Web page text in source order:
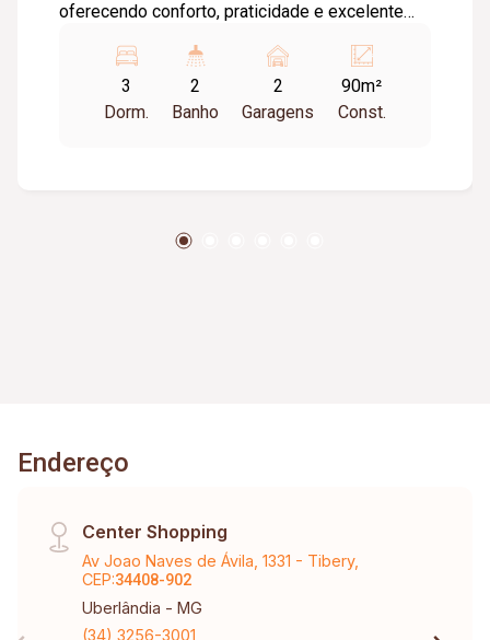
oferecendo conforto, praticidade e excelente
ampla sala para 02 ambientes, integrada à
sacada e equipada com painel para TV. A
cozinha é totalmente planejada, com armários,
de serviço com sacada e 02 vagas de garagem
3
Dorm.
2
Banho
2
Garagens
90m²
Const.
Endereço
Center Shopping
Av Joao Naves de Ávila, 1331 - Tibery,
CEP:34408-902
Uberlândia - MG
(34) 3256-3001